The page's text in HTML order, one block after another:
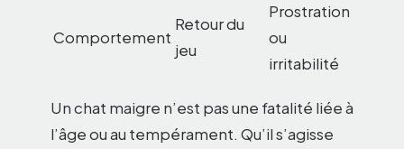
Comportement
Retour du
jeu
Prostration
ou
irritabilité
Un chat maigre n’est pas une fatalité liée à
l’âge ou au tempérament. Qu’il s’agisse